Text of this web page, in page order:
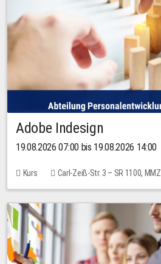
Adobe Indesign
19.08.2026 07:00 bis 19.08.2026 14:00
Kurs Carl-Zeiß-Str. 3 – SR 1100, MMZ